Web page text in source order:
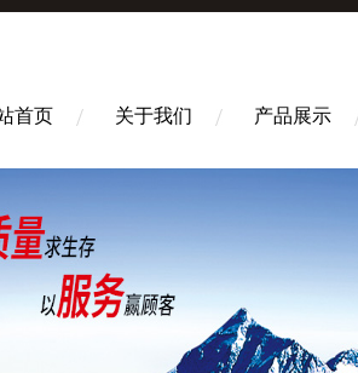
首页 关于我们 产品展示